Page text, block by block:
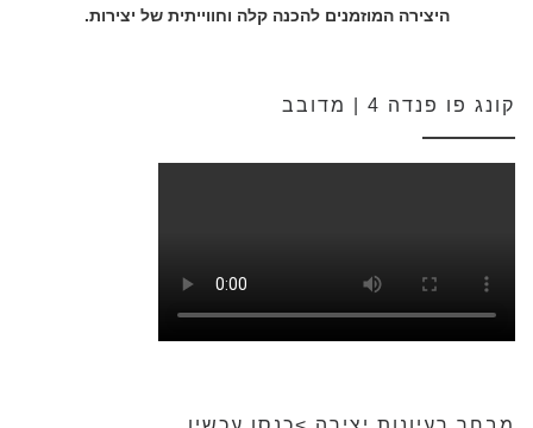
היצירה המוזמנים להכנה קלה וחווייתית של יצירות.
קונג פו פנדה 4 | מדובב